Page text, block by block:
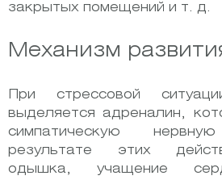
закрытых помещений и т. д.
Механизм
При стрессовой
выделяется адреналин,
симпатическую
результате этих
одышка, учащение